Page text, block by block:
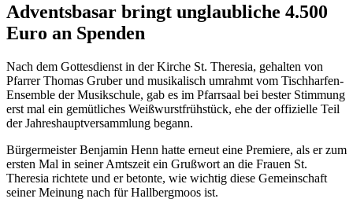
Adventsbasar bringt unglaubliche 4.500
Euro an Spenden
Nach dem Gottesdienst in der Kirche St. Theresia, gehalten von
Pfarrer Thomas Gruber und musikalisch umrahmt vom Tischharfen-
Ensemble der Musikschule, gab es im Pfarrsaal bei bester Stimmung
erst mal ein gemütliches Weißwurstfrühstück, ehe der offizielle Teil
der Jahreshauptversammlung begann.
Bürgermeister Benjamin Henn hatte erneut eine Premiere, als er zum
ersten Mal in seiner Amtszeit ein Grußwort an die Frauen St.
Theresia richtete und er betonte, wie wichtig diese Gemeinschaft
seiner Meinung nach für Hallbergmoos ist.